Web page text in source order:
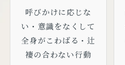
呼びかけに応じな
い・意識をなくして
全身がこわばる・辻
褄の合わない行動